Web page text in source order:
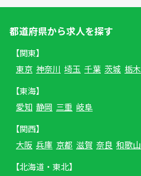
都道府県から求人を探す
【関東】
東京 神奈川 埼玉 千葉 茨城 栃木
【東海】
愛知 静岡 三重 岐阜
【関西】
大阪 兵庫 京都 滋賀 奈良 和歌山
【北海道・東北】